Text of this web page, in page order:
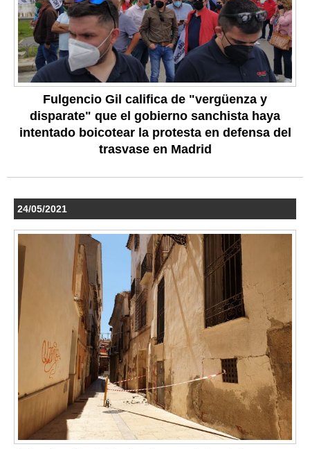
Fulgencio Gil califica de "vergüenza y
disparate" que el gobierno sanchista haya
intentado boicotear la protesta en defensa del
trasvase en Madrid
24/05/2021